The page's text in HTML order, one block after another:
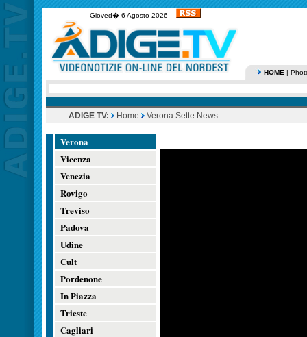
Gioved� 6 Agosto 2026
HOME |
ADIGE TV: Home Verona Sette News
Verona
Vicenza
Venezia
Rovigo
Treviso
Padova
Udine
Cult
Pordenone
In Piazza
Trieste
Cagliari